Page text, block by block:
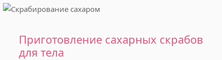
Приготовление сахарных скрабов
для тела